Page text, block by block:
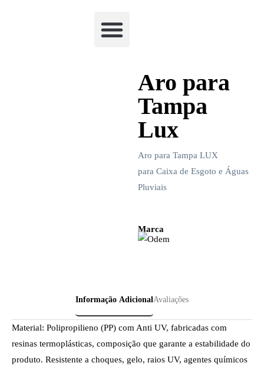
Aro para
Tampa
Lux
Aro para Tampa LUX
para Caixa de Esgoto e Águas
Pluviais
Marca
Informação AdicionalAvaliações
Material: Polipropilieno (PP) com Anti UV, fabricadas com
resinas termoplásticas, composição que garante a estabilidade do
produto. Resistente a choques, gelo, raios UV, agentes químicos